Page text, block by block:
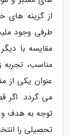
از گزینه های
طرفی وجود
مقایسه با
مناسب، تجربه
عنوان یکی از
می گردد. اگر
توجه به هدف و
تحصیلی را